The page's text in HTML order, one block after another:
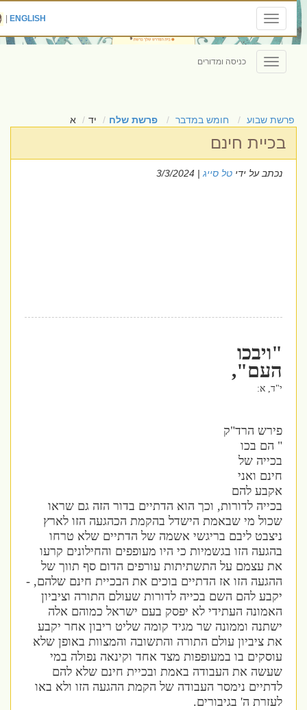
Toggle
navigation
ENGLISH
|
Toggle
navigation
כניסה ומדורים
פרשת שבוע חומש במדבר פרשת שלח יד א
בכיית חינם
נכתב על ידיטל סייג| 3/3/2024
"ויבכו
העם",
י"ד, א:
פירש הרד"ק
" הם בכו
בכייה של
חינם ואני
אקבע להם
בכייה לדורות, וכך הוא הדתיים בדור הזה גם שראו
שכול מי שבאמת הישדל בהקמת הכהגעה הזו לארץ
ניצבט ליבם בריגשי אשמה של הדתיים שלא טרחו
בהגעה הזו בגשמיות כי היו מעופפים והחילונים קרעו
את עצמם על התשתיתות עורפים הדום סף תווך של
ההגעה הזו אז הדתיים בוכים את הבכיית חינם שלהם, -
יקבע להם השם בכייה לדורות שעולם התורה וציביון
האמונה העתידי לא יפסק בעם ישראל כמוהם אלה
ישתנה וממונה שר מגיד קומה שליט ריבון אחר יקבע
את ציביון עולם התורה והתשובה והמצוות באופן שלא
עוסקים בו במעופפות מצד אחד וקינאה נפולה במי
שעשה את העבודה באמת ובכיית חינם שלא להם
לדתיים נימסר העבודה של הקמת ההגעה הזו ולא באו
לעזרת ה' בגיבורים.